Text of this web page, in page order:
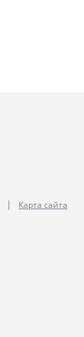
| Карта сайта